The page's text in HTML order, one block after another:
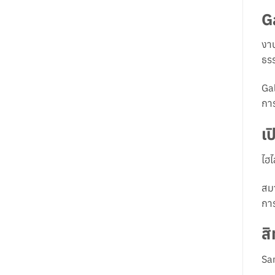
งา
ธ
ก
ไฮ
ส
ก
สิ